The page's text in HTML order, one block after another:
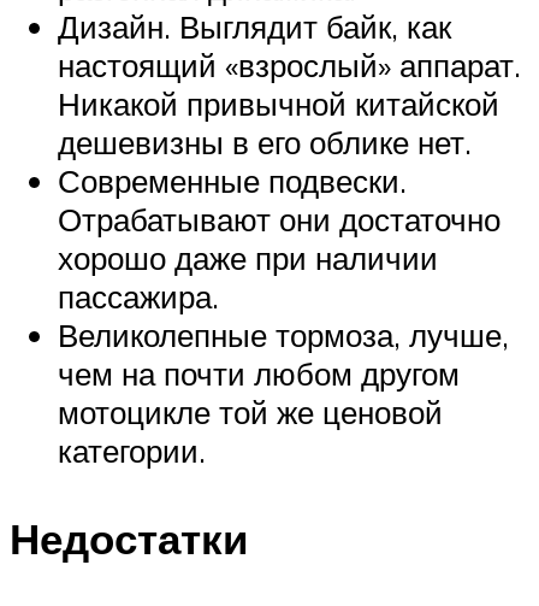
Дизайн. Выглядит байк, как
настоящий «взрослый» аппарат.
Никакой привычной китайской
дешевизны в его облике нет.
Современные подвески.
Отрабатывают они достаточно
хорошо даже при наличии
пассажира.
Великолепные тормоза, лучше,
чем на почти любом другом
мотоцикле той же ценовой
категории.
Недостатки